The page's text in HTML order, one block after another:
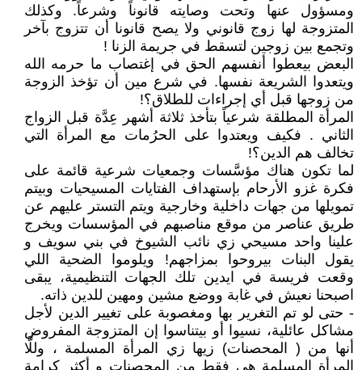
ومسؤول عنها وتحت وصايته قانوناً وشرعاً. وكذلك
المتزوجة لها زوج قانوني ولا يصح قانونا أن تتزوج بآخر
وتجمع بين زوجين لتسقط في جريمة الزنا !
البعض بيعطوا أنفسهم الحق في إغتصاب ما حرمه الله
ويتعدوا الشريعة نفسها. في شرع مين أن تؤخذ الزوجة
من زوجها قبل أي إجراءات للطلاق؟!
المرأة المطلقة شرعياً بتأخذ ثلاثة أشهر عِدَّة قبل الزواج
الثاني . فكيف ويعتدوا على الحرُمات مع المرأة التي
تخالف هم الدين؟!
لما تكون هناك مؤسَّسات وجمعيات شرعية قائمة على
فكرة غزو الأرحام بإستهداف الفتايات المسيحيات وبيتم
تمويلها من جهات داخلية وخارجية ويتم التستر عليهم عن
طريق عناصر من موقع مناصبهم في المؤسسات ويخرج
علينا واحد مسيحي زي نائب الشيوخ في بني سويف و
يقول البنات بيروحوا بمزاجهم! ويلوموا الضحية اللي
وقعت فريسة في ايدين تلك الجهات التنظيمية، يبقى
اصبحنا نعيش في غابة ووضع مشين ومهين للدين ذاته.
- حتى لو تم التغرير بها ومغصوبة على تغيير الدين لأجل
مشاكل عائلية، نسيوا أو بيتناسوا إن المتزوجة المفروض
أنها من ( المحصنات) زيها زي المرأة المسلمة ، وللَّا
المرأة المسلمة هي فقط من المحصنات و أكثر كرامة